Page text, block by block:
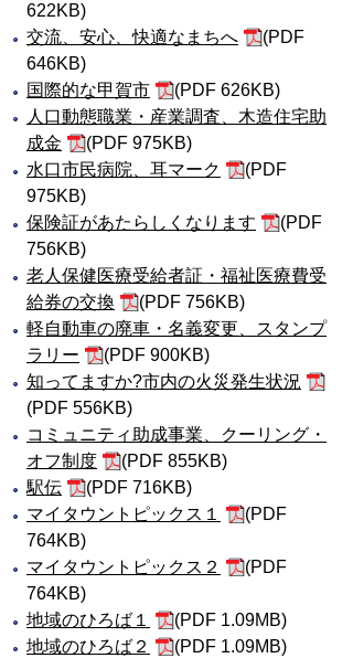
622KB)
交流、安心、快適なまちへ
(PDF
646KB)
国際的な甲賀市
(PDF 626KB)
人口動態職業・産業調査、木造住宅助
成金
(PDF 975KB)
水口市民病院、耳マーク
(PDF
975KB)
保険証があたらしくなります
(PDF
756KB)
老人保健医療受給者証・福祉医療費受
給券の交換
(PDF 756KB)
軽自動車の廃車・名義変更、スタンプ
ラリー
(PDF 900KB)
知ってますか?市内の火災発生状況
(PDF 556KB)
コミュニティ助成事業、クーリング・
オフ制度
(PDF 855KB)
駅伝
(PDF 716KB)
マイタウントピックス１
(PDF
764KB)
マイタウントピックス２
(PDF
764KB)
地域のひろば１
(PDF 1.09MB)
地域のひろば２
(PDF 1.09MB)